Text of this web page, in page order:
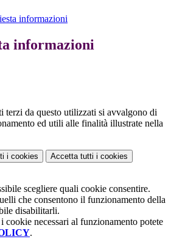
informazioni
informazioni
terzi da questo utilizzati si avvalgono di
ed utili alle finalità illustrate nella
i cookies Accetta tutti i cookies
scegliere quali cookie consentire.
che consentono il funzionamento della
disabilitarli.
cookie necessari al funzionamento potete
.